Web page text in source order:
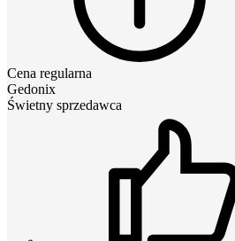
Cena regularna
Gedonix
Świetny sprzedawca